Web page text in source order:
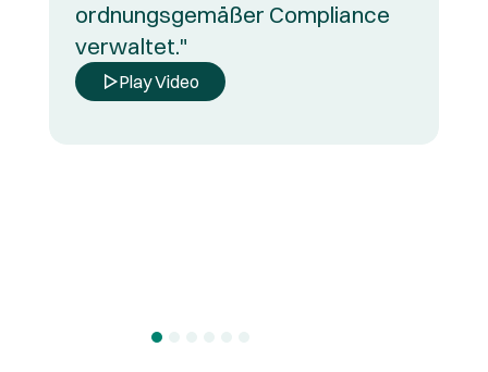
ordnungsgemäßer Compliance
verwaltet."
Play Video